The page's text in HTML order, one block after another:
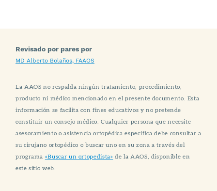
Revisado por pares por
MD Alberto Bolaños, FAAOS
La AAOS no respalda ningún tratamiento, procedimiento,
producto ni médico mencionado en el presente documento. Esta
información se facilita con fines educativos y no pretende
constituir un consejo médico. Cualquier persona que necesite
asesoramiento o asistencia ortopédica específica debe consultar a
su cirujano ortopédico o buscar uno en su zona a través del
programa «Buscar un ortopedista» de la AAOS, disponible en
este sitio web.